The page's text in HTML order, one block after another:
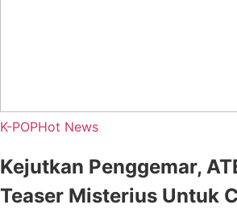
K-POPHot News
Kejutkan Penggemar,
Teaser Misterius Untuk